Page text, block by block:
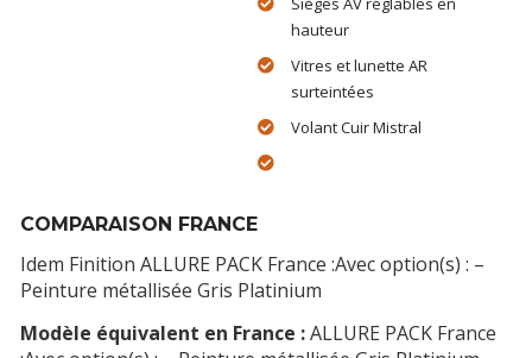
hauteur
Vitres et lunette AR
surteintées
Volant Cuir Mistral
COMPARAISON FRANCE
Idem Finition ALLURE PACK France :Avec option(s) : –
Peinture métallisée Gris Platinium
Modèle équivalent en France :ALLURE PACK France